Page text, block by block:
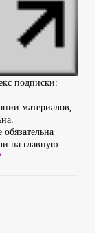
подписки:
материалов,
на главную